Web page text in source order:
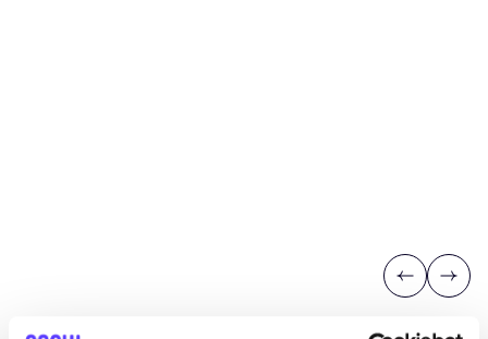
Previous
Next